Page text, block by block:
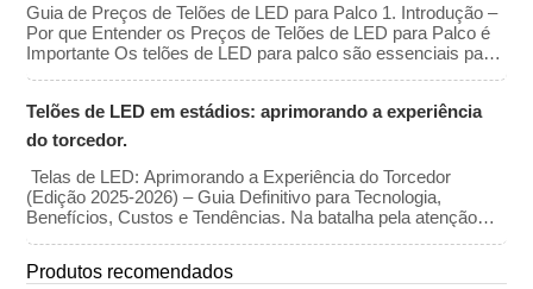
Guia de Preços de Telões de LED para Palco 1. Introdução –
Por que Entender os Preços de Telões de LED para Palco é
Importante Os telões de LED para palco são essenciais para
criar experiências visuais imersivas em shows, conferências,
comprar um telão de LED, entender a faixa de preço e os
principais fatores que afetam o custo é crucial […]
Telões de LED em estádios: aprimorando a experiência
do torcedor.
Telas de LED: Aprimorando a Experiência do Torcedor
(Edição 2025-2026) – Guia Definitivo para Tecnologia,
Benefícios, Custos e Tendências. Na batalha pela atenção
entre a experiência ao vivo no estádio e a transmissão em 8K
principal: a tecnologia visual imersiva. No final de 2025, o
Produtos recomendados